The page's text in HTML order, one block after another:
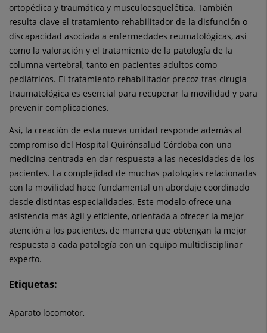
ortopédica y traumática y musculoesquelética. También
resulta clave el tratamiento rehabilitador de la disfunción o
discapacidad asociada a enfermedades reumatológicas, así
como la valoración y el tratamiento de la patología de la
columna vertebral, tanto en pacientes adultos como
pediátricos. El tratamiento rehabilitador precoz tras cirugía
traumatológica es esencial para recuperar la movilidad y para
prevenir complicaciones.
Así, la creación de esta nueva unidad responde además al
compromiso del Hospital Quirónsalud Córdoba con una
medicina centrada en dar respuesta a las necesidades de los
pacientes. La complejidad de muchas patologías relacionadas
con la movilidad hace fundamental un abordaje coordinado
desde distintas especialidades. Este modelo ofrece una
asistencia más ágil y eficiente, orientada a ofrecer la mejor
atención a los pacientes, de manera que obtengan la mejor
respuesta a cada patología con un equipo multidisciplinar
experto.
Etiquetas:
Aparato locomotor,